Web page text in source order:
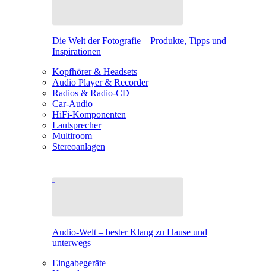
Die Welt der Fotografie – Produkte, Tipps und
Inspirationen
Kopfhörer & Headsets
Audio Player & Recorder
Radios & Radio-CD
Car-Audio
HiFi-Komponenten
Lautsprecher
Multiroom
Stereoanlagen
Audio-Welt – bester Klang zu Hause und
unterwegs
Eingabegeräte